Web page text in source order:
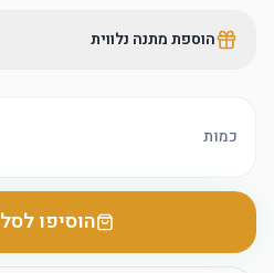
הוספת מתנה נלווית
כמות
הוסיפו לסל